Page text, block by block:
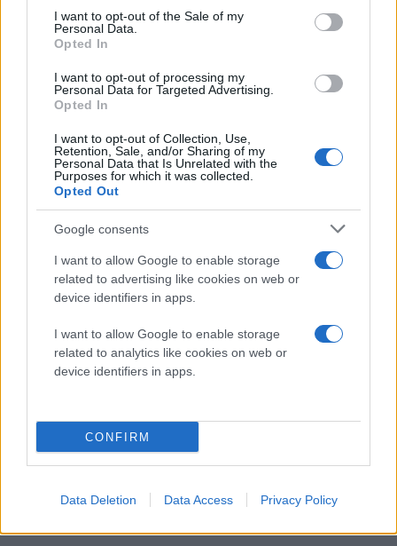
consent section.
I want to opt-out of the Sale of my
Personal Data.
Opted In
I want to opt-out of processing my
Personal Data for Targeted Advertising.
Opted In
I want to opt-out of Collection, Use,
Retention, Sale, and/or Sharing of my
Personal Data that Is Unrelated with the
Purposes for which it was collected.
Opted Out
Google consents
I want to allow Google to enable storage
related to advertising like cookies on web or
device identifiers in apps.
I want to allow Google to enable storage
related to analytics like cookies on web or
device identifiers in apps.
CONFIRM
Data Deletion Data Access Privacy Policy